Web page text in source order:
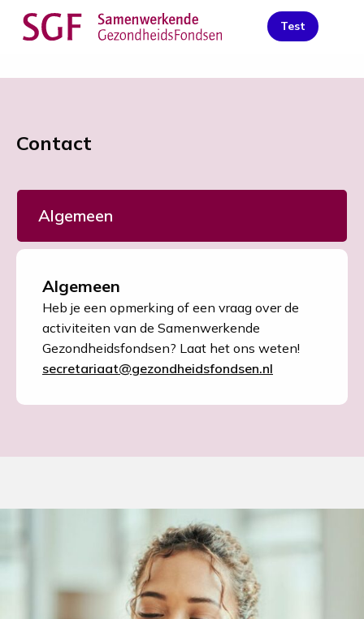
Link
to
Test
Contact
Contact
Algemeen
Algemeen
Heb je een opmerking of een vraag over de
activiteiten van de Samenwerkende
Gezondheidsfondsen? Laat het ons weten!
secretariaat@gezondheidsfondsen.nl